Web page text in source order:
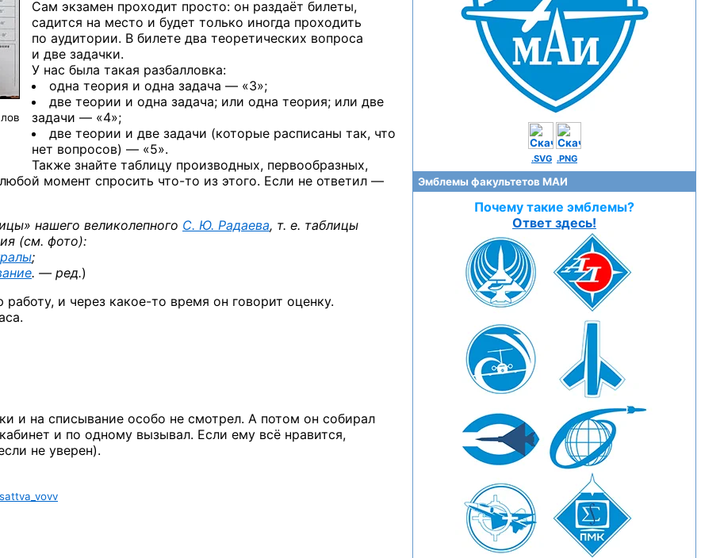
Сам экзамен проходит просто: он раздаёт билеты,
садится на место и будет только иногда проходить
по аудитории. В билете два теоретических вопроса
и две задачки.
У нас была такая разбалловка:
одна теория и одна задача — «3»;
две теории и одна задача; или одна теория; или две
задачи — «4»;
две теории и две задачи (которые расписаны так, что
нет вопросов) — «5».
Также знайте таблицу производных, первообразных,
момент спросить что-то из этого. Если не ответил —
нашего великолепного С. Ю. Радаева, т. е. таблицы
(см. фото):
;
. — ред.)
и через какое-то время он говорит оценку.
и на списывание особо не смотрел. А потом он собирал
и по одному вызывал. Если ему всё нравится,
не уверен).
.SVG .PNG
Эмблемы факультетов МАИ
Почему такие эмблемы?
Ответ здесь!